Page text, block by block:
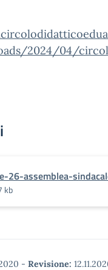
2024/04/
26-assemblea-
kb
- Revisione: